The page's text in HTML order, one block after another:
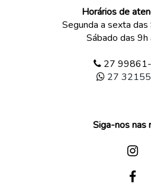
Horários de
Segunda a sexta
Sábado das 9h
27
27
Siga-nos nas